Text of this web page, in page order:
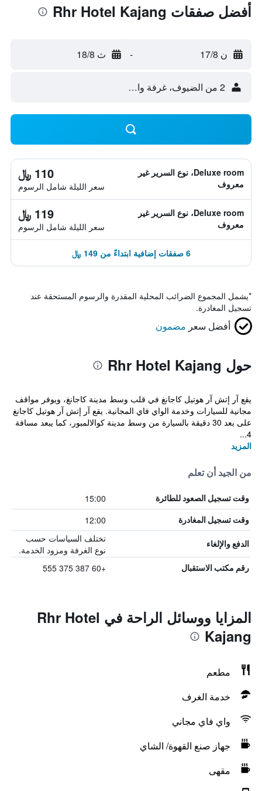
أفضل صفقات Rhr Hotel Kajang
ن 17/8 - ث 18/8
2 من الضيوف، غرفة واحدة
Deluxe room، نوع السرير غير
معروف
110 ﷼
سعر الليلة شامل الرسوم
Deluxe room، نوع السرير غير
معروف
119 ﷼
سعر الليلة شامل الرسوم
6 صفقات إضافية ابتداءً من 149 ﷼
*يشمل المجموع الضرائب المحلية المقدرة والرسوم المستحقة عند
تسجيل المغادرة.
أفضل سعر مضمون
حول Rhr Hotel Kajang
يقع آر إتش آر هوتيل كاجانغ في قلب وسط مدينة كاجانغ، ويوفر مواقف
مجانية للسيارات وخدمة الواي فاي المجانية. يقع آر إتش آر هوتيل كاجانغ
على بعد 30 دقيقة بالسيارة من وسط مدينة كوالالمبور، كما يبعد مسافة
4...
المزيد
من الجيد أن تعلم
وقت تسجيل الصعود للطائرة 15:00
وقت تسجيل المغادرة 12:00
الدفع والإلغاء
تختلف السياسات حسب
نوع الغرفة ومزود الخدمة.
رقم مكتب الاستقبال +60 387 375 555
المزايا ووسائل الراحة في Rhr Hotel
Kajang
مطعم
خدمة الغرف
واي فاي مجاني
جهاز صنع القهوة/ الشاي
مقهى